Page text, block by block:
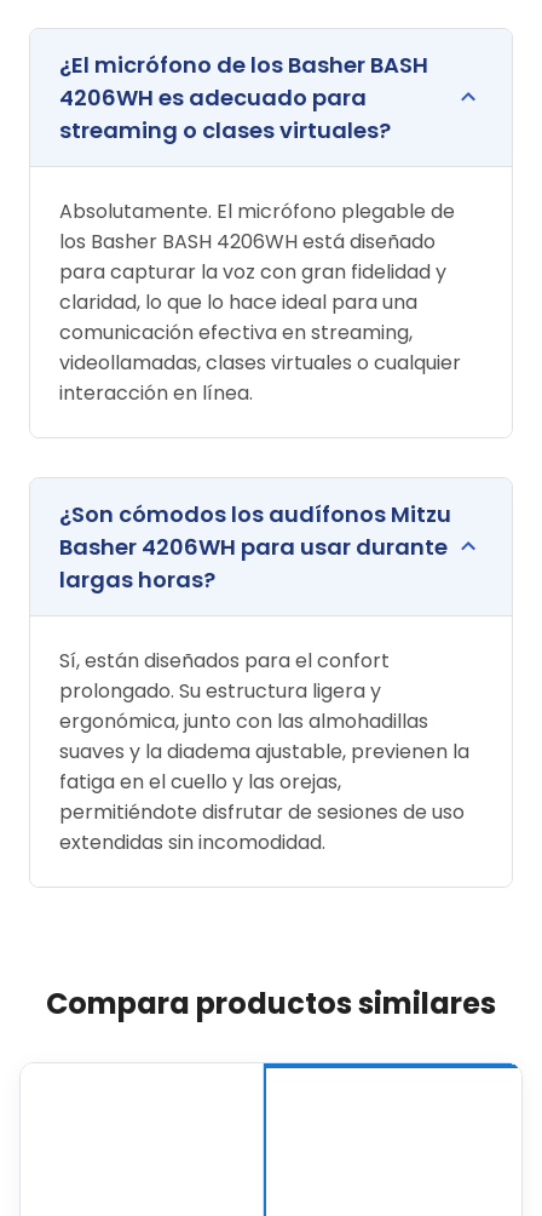
¿El micrófono de los Basher BASH
4206WH es adecuado para
streaming o clases virtuales?
Absolutamente. El micrófono plegable de
los Basher BASH 4206WH está diseñado
para capturar la voz con gran fidelidad y
claridad, lo que lo hace ideal para una
comunicación efectiva en streaming,
videollamadas, clases virtuales o cualquier
interacción en línea.
¿Son cómodos los audífonos Mitzu
Basher 4206WH para usar durante
largas horas?
Sí, están diseñados para el confort
prolongado. Su estructura ligera y
ergonómica, junto con las almohadillas
suaves y la diadema ajustable, previenen la
fatiga en el cuello y las orejas,
permitiéndote disfrutar de sesiones de uso
extendidas sin incomodidad.
Compara productos similares